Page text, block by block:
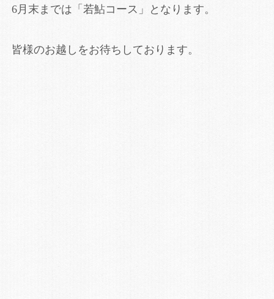
6月末までは「若鮎コース」となります。
皆様のお越しをお待ちしております。